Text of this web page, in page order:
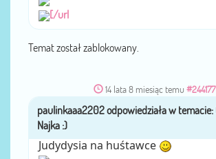
[/url
Temat został zablokowany.
14 lata 8 miesiąc temu #244177
przezpaulinkaaa2202
Judydysia na huśtawce